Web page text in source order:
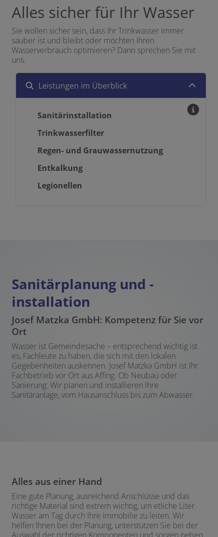
Alles sicher für Ihr Wasser
Sie wollen sicher sein, dass Ihr Trinkwasser immer
sauber ist und bleibt oder möchten Ihren
Wasserverbrauch optimieren? Dann sprechen Sie mit
uns.
Leistungen im Überblick
Sanitärinstallation
Trinkwasserfilter
Regen- und Grauwassernutzung
Entkalkung
Legionellen
Sanitärplanung und -
installation
Josef Matzka GmbH: Kompetenz für Sie vor
Ort
Wasser ist Gemeindesache – entsprechend wichtig ist
es, Fachleute zu haben, die sich mit den lokalen
Gegebenheiten auskennen. Josef Matzka GmbH ist Ihr
Fachbetrieb vor Ort aus Affing. Ob Neubau oder
Sanierung: Wir planen und installieren Ihre
Sanitäranlage, vom Hausanschluss bis zum Abwasser.
Alles aus einer Hand
Eine gute Planung, ausreichend Anschlüsse und das
richtige Material sind extrem wichtig, um etliche Liter
Wasser am Tag durch Ihre Immobilie zu leiten. Wir
helfen Ihnen bei der Planung, unterstützen Sie bei der
Auswahl der richtigen Komponenten und sorgen neben